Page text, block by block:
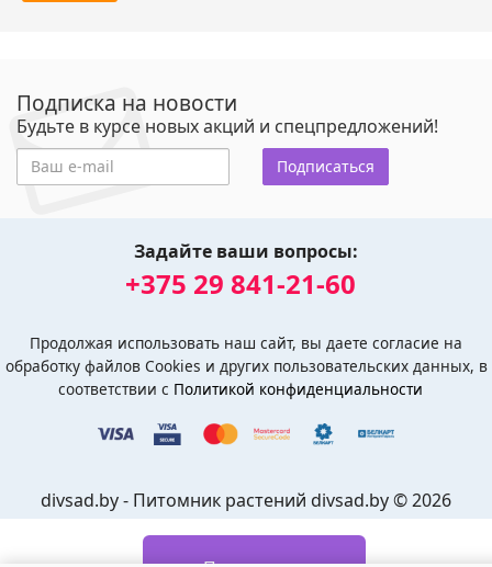
Подписка на новости
Будьте в курсе новых акций и спецпредложений!
Подписаться
Задайте ваши вопросы:
+375 29 841-21-60
Продолжая использовать наш сайт, вы даете согласие на
обработку файлов Cookies и других пользовательских данных, в
соответствии с Политикой конфиденциальности
divsad.by - Питомник растений divsad.by © 2026